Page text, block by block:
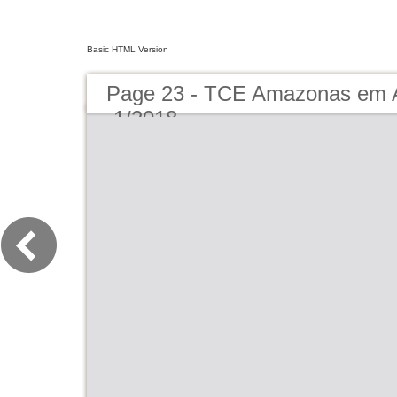
Basic HTML Version
Page 23 - TCE Amazonas em
-1/2018